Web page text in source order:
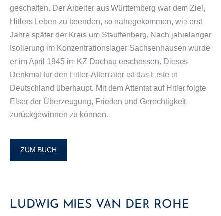
geschaffen. Der Arbeiter aus Württemberg war dem Ziel,
Hitlers Leben zu beenden, so nahegekommen, wie erst
Jahre später der Kreis um Stauffenberg. Nach jahrelanger
Isolierung im Konzentrationslager Sachsenhausen wurde
er im April 1945 im KZ Dachau erschossen. Dieses
Denkmal für den Hitler-Attentäter ist das Erste in
Deutschland überhaupt. Mit dem Attentat auf Hitler folgte
Elser der Überzeugung, Frieden und Gerechtigkeit
zurückgewinnen zu können.
ZUM BUCH
LUDWIG MIES VAN DER ROHE